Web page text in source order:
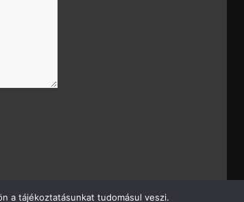
a tájékoztatásunkat tudomásul veszi.